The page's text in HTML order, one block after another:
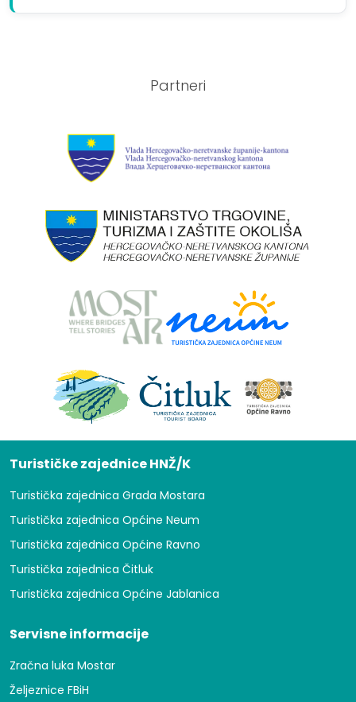
Partneri
Turističke zajednice HNŽ/K
Turistička zajednica Grada Mostara
Turistička zajednica Općine Neum
Turistička zajednica Općine Ravno
Turistička zajednica Čitluk
Turistička zajednica Općine Jablanica
Servisne informacije
Zračna luka Mostar
Željeznice FBiH